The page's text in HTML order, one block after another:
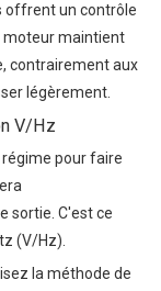
offrent un contrôle
moteur maintient
contrairement aux
légèrement.
V/Hz
régime pour faire
sortie. C'est ce
(V/Hz).
la méthode de